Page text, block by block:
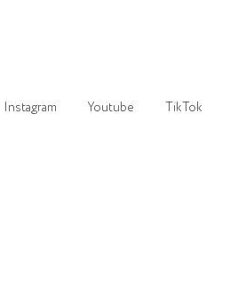
Instagram Youtube TikTok